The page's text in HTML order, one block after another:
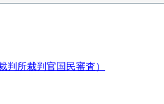
判所裁判官国民審査）